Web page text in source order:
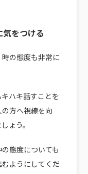
をつける
の態度も非常に
ハキ話すことを
方へ視線を向
ょう。
態度についても
ようにしてくだ